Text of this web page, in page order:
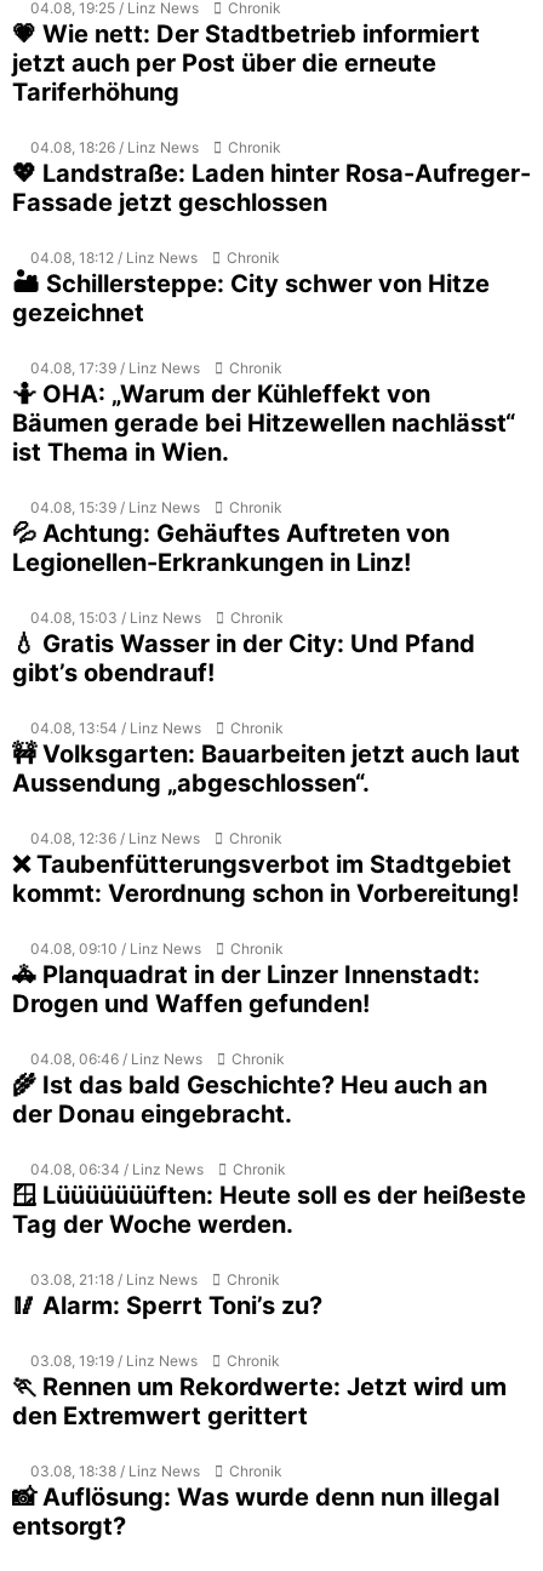
04.08, 19:25 / Linz News Chronik
💗 Wie nett: Der Stadtbetrieb informiert
jetzt auch per Post über die erneute
Tariferhöhung
04.08, 18:26 / Linz News Chronik
💖 Landstraße: Laden hinter Rosa-Aufreger-
Fassade jetzt geschlossen
04.08, 18:12 / Linz News Chronik
🏜️ Schillersteppe: City schwer von Hitze
gezeichnet
04.08, 17:39 / Linz News Chronik
🤷 OHA: „Warum der Kühleffekt von
Bäumen gerade bei Hitzewellen nachlässt“
ist Thema in Wien.
04.08, 15:39 / Linz News Chronik
💦 Achtung: Gehäuftes Auftreten von
Legionellen-Erkrankungen in Linz!
04.08, 15:03 / Linz News Chronik
💧 Gratis Wasser in der City: Und Pfand
gibt’s obendrauf!
04.08, 13:54 / Linz News Chronik
🚧 Volksgarten: Bauarbeiten jetzt auch laut
Aussendung „abgeschlossen“.
04.08, 12:36 / Linz News Chronik
❌ Taubenfütterungsverbot im Stadtgebiet
kommt: Verordnung schon in Vorbereitung!
04.08, 09:10 / Linz News Chronik
🚓 Planquadrat in der Linzer Innenstadt:
Drogen und Waffen gefunden!
04.08, 06:46 / Linz News Chronik
🌾 Ist das bald Geschichte? Heu auch an
der Donau eingebracht.
04.08, 06:34 / Linz News Chronik
🪟 Lüüüüüüüften: Heute soll es der heißeste
Tag der Woche werden.
03.08, 21:18 / Linz News Chronik
🥢 Alarm: Sperrt Toni’s zu?
03.08, 19:19 / Linz News Chronik
🏃 Rennen um Rekordwerte: Jetzt wird um
den Extremwert gerittert
03.08, 18:38 / Linz News Chronik
📸 Auflösung: Was wurde denn nun illegal
entsorgt?